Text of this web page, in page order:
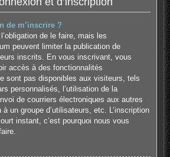
de m’inscrire ?
de le faire, mais les
peuvent limiter la publication de
inscrits. En vous inscrivant, vous
accès à des fonctionnalités
sont pas disponibles aux visiteurs, tels
personnalisés, l’utilisation de la
de courriers électroniques aux autres
un groupe d’utilisateurs, etc. L’inscription
instant, c’est pourquoi nous vous